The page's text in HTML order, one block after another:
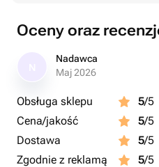
Oceny oraz
Nadawca
Maj 2026
Obsługa sklepu 5/5
Cena/jakość
5/5
Dostawa
5/5
Zgodnie z reklamą
5/5